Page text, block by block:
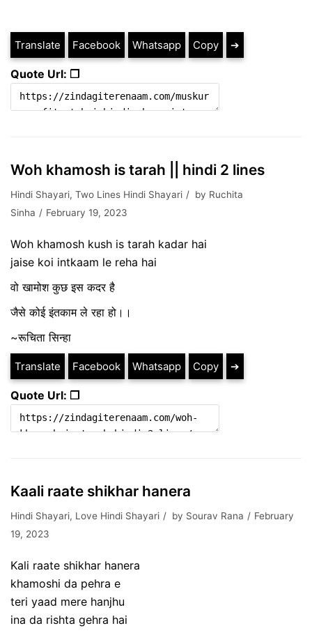
Translate Facebook Whatsapp Copy ➔
Quote Url: ❐
Woh khamosh is tarah || hindi 2 lines
Hindi Shayari, Two Lines Hindi Shayari by Ruchita
Sinha
February 19, 2023
Woh khamosh kush is tarah kadar hai
jaise koi intkaam le reha hai
वो खामोश कुछ इस कदर है
जैसे कोई इंतकाम ले रहा हो।।
~रूचिता सिन्हा
Translate Facebook Whatsapp Copy ➔
Quote Url: ❐
Kaali raate shikhar hanera
Hindi Shayari, Love Hindi Shayari by Sourav Rana
February
19, 2023
Kali raate shikhar hanera
khamoshi da pehra e
teri yaad mere hanjhu
ina da rishta gehra hai